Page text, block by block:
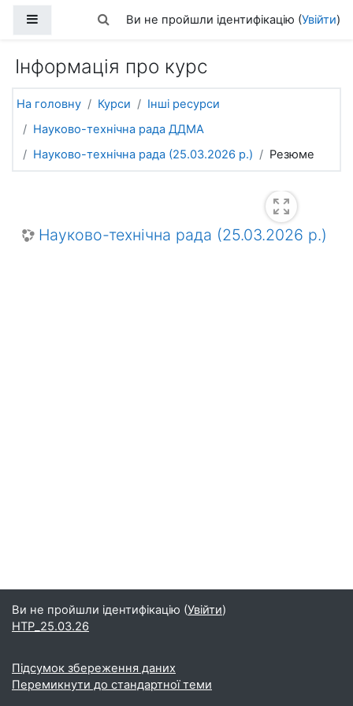
Бокова панельПереключити введення пошуку
Ви не пройшли ідентифікацію (Увійти)
Інформація про курс
На головну Курси
Інші ресурси
Науково-технічна рада ДДМА
Науково-технічна рада (25.03.2026 р.)
Резюме
Науково-технічна рада (25.03.2026 р.)
Ви не пройшли ідентифікацію (Увійти)
НТР_25.03.26
Підсумок збереження даних
Перемикнути до стандартної теми